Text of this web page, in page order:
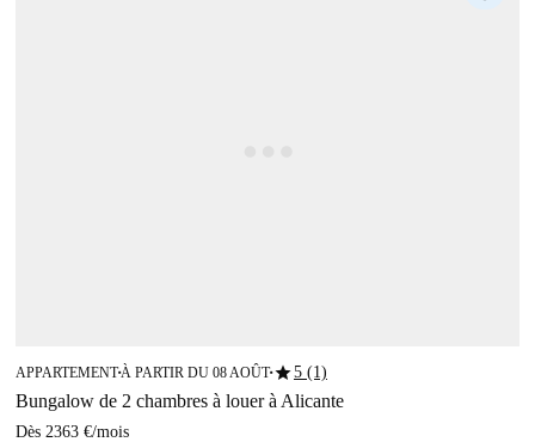
APPARTEMENT■À PARTIR DU 08 AOÛT■star5 (1)
Bungalow de 2 chambres à louer à Alicante
Dès 2363 €/mois